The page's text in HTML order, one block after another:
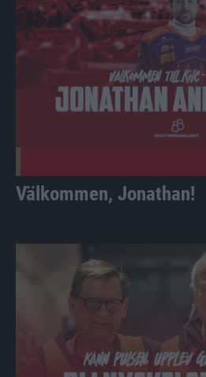
Välkommen, Jonathan!
Bli en del av laget bakom laget